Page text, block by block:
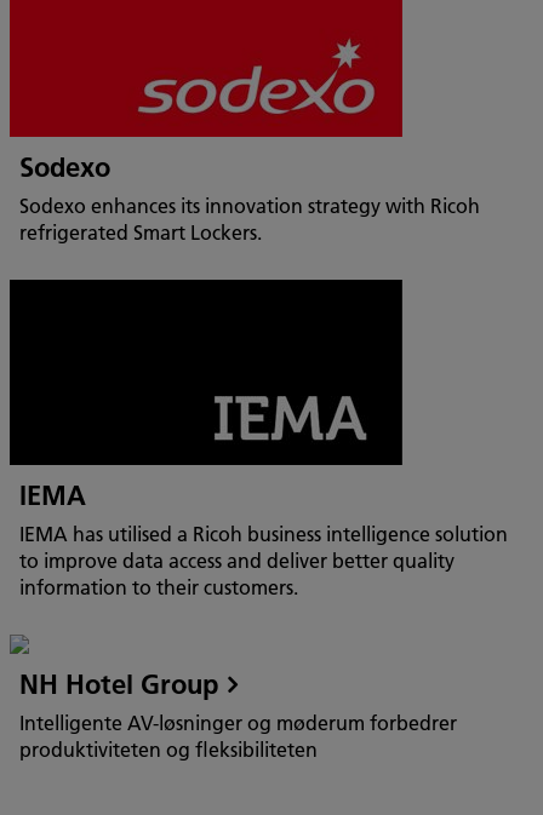
Sodexo
Sodexo enhances its innovation strategy with Ricoh
refrigerated Smart Lockers.
IEMA
IEMA has utilised a Ricoh business intelligence solution
to improve data access and deliver better quality
information to their customers.
NH Hotel Group
Intelligente AV-løsninger og møderum forbedrer
produktiviteten og fleksibiliteten